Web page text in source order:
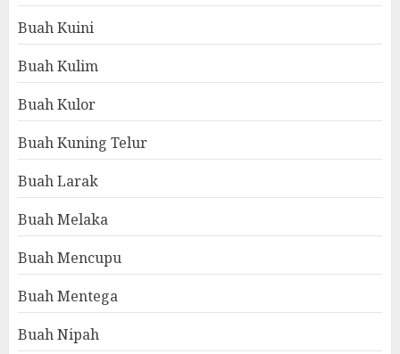
Buah Kuini
Buah Kulim
Buah Kulor
Buah Kuning Telur
Buah Larak
Buah Melaka
Buah Mencupu
Buah Mentega
Buah Nipah